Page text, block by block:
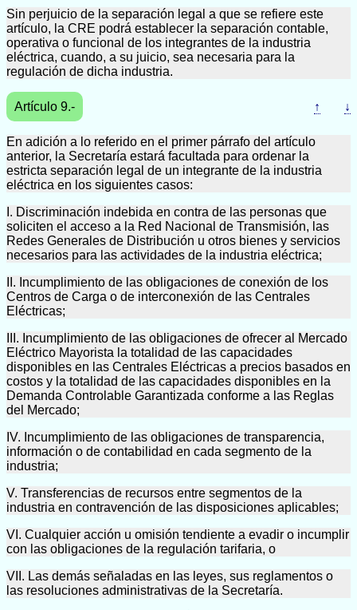
Sin perjuicio de la separación legal a que se refiere este
artículo, la CRE podrá establecer la separación contable,
operativa o funcional de los integrantes de la industria
eléctrica, cuando, a su juicio, sea necesaria para la
regulación de dicha industria.
Artículo 9.- ↑ ↓
En adición a lo referido en el primer párrafo del artículo
anterior, la Secretaría estará facultada para ordenar la
estricta separación legal de un integrante de la industria
eléctrica en los siguientes casos:
I. Discriminación indebida en contra de las personas que
soliciten el acceso a la Red Nacional de Transmisión, las
Redes Generales de Distribución u otros bienes y servicios
necesarios para las actividades de la industria eléctrica;
II. Incumplimiento de las obligaciones de conexión de los
Centros de Carga o de interconexión de las Centrales
Eléctricas;
III. Incumplimiento de las obligaciones de ofrecer al Mercado
Eléctrico Mayorista la totalidad de las capacidades
disponibles en las Centrales Eléctricas a precios basados en
costos y la totalidad de las capacidades disponibles en la
Demanda Controlable Garantizada conforme a las Reglas
del Mercado;
IV. Incumplimiento de las obligaciones de transparencia,
información o de contabilidad en cada segmento de la
industria;
V. Transferencias de recursos entre segmentos de la
industria en contravención de las disposiciones aplicables;
VI. Cualquier acción u omisión tendiente a evadir o incumplir
con las obligaciones de la regulación tarifaria, o
VII. Las demás señaladas en las leyes, sus reglamentos o
las resoluciones administrativas de la Secretaría.